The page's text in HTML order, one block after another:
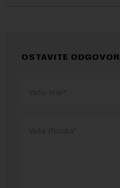
OSTAVITE ODGOVOR